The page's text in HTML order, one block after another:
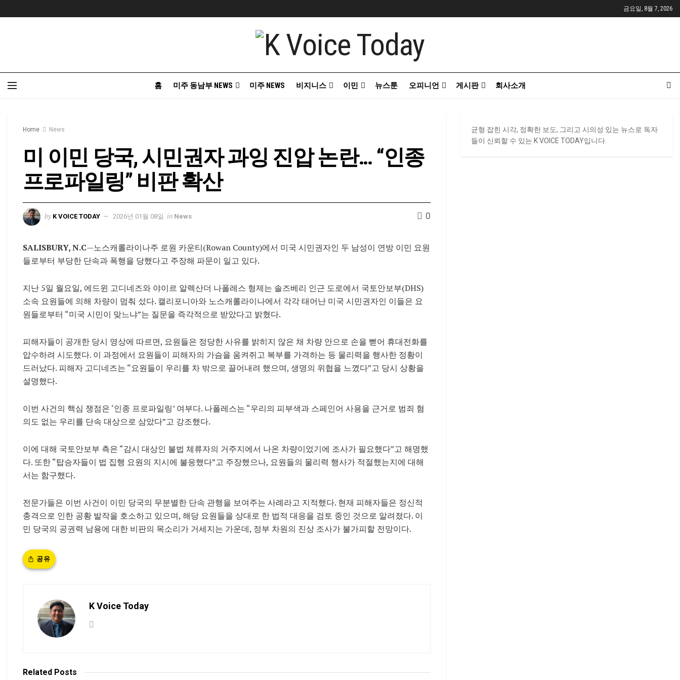
금요일, 8월 7, 2026
홈 미주 동남부 NEWS 미주 NEWS 비지니스 이민 뉴스툰 오피니언 게시판 회사소개
Home News
미 이민 당국, 시민권자 과잉 진압 논란… “인종
프로파일링” 비판 확산
by K VOICE TODAY 2026년 01월 08일 in News 0
SALISBURY, N.C—노스캐롤라이나주 로원 카운티(Rowan County)에서 미국 시민권자인 두 남성이 연방 이민 요원
들로부터 부당한 단속과 폭행을 당했다고 주장해 파문이 일고 있다.
지난 5일 월요일, 에드윈 고디네즈와 야이르 알렉산더 나폴레스 형제는 솔즈베리 인근 도로에서 국토안보부(DHS)
소속 요원들에 의해 차량이 멈춰 섰다. 캘리포니아와 노스캐롤라이나에서 각각 태어난 미국 시민권자인 이들은 요
원들로부터 “미국 시민이 맞느냐”는 질문을 즉각적으로 받았다고 밝혔다.
피해자들이 공개한 당시 영상에 따르면, 요원들은 정당한 사유를 밝히지 않은 채 차량 안으로 손을 뻗어 휴대전화를
압수하려 시도했다. 이 과정에서 요원들이 피해자의 가슴을 움켜쥐고 복부를 가격하는 등 물리력을 행사한 정황이
드러났다. 피해자 고디네즈는 “요원들이 우리를 차 밖으로 끌어내려 했으며, 생명의 위협을 느꼈다”고 당시 상황을
설명했다.
이번 사건의 핵심 쟁점은 ‘인종 프로파일링’ 여부다. 나폴레스는 “우리의 피부색과 스페인어 사용을 근거로 범죄 혐
의도 없는 우리를 단속 대상으로 삼았다”고 강조했다.
이에 대해 국토안보부 측은 “감시 대상인 불법 체류자의 거주지에서 나온 차량이었기에 조사가 필요했다”고 해명했
다. 또한 “탑승자들이 법 집행 요원의 지시에 불응했다”고 주장했으나, 요원들의 물리력 행사가 적절했는지에 대해
서는 함구했다.
전문가들은 이번 사건이 이민 당국의 무분별한 단속 관행을 보여주는 사례라고 지적했다. 현재 피해자들은 정신적
충격으로 인한 공황 발작을 호소하고 있으며, 해당 요원들을 상대로 한 법적 대응을 검토 중인 것으로 알려졌다. 이
민 당국의 공권력 남용에 대한 비판의 목소리가 거세지는 가운데, 정부 차원의 진상 조사가 불가피할 전망이다.
공유
K Voice Today
Related Posts
균형 잡힌 시각, 정확한 보도, 그리고 시의성 있는 뉴스로 독자
들이 신뢰할 수 있는 K VOICE TODAY입니다.